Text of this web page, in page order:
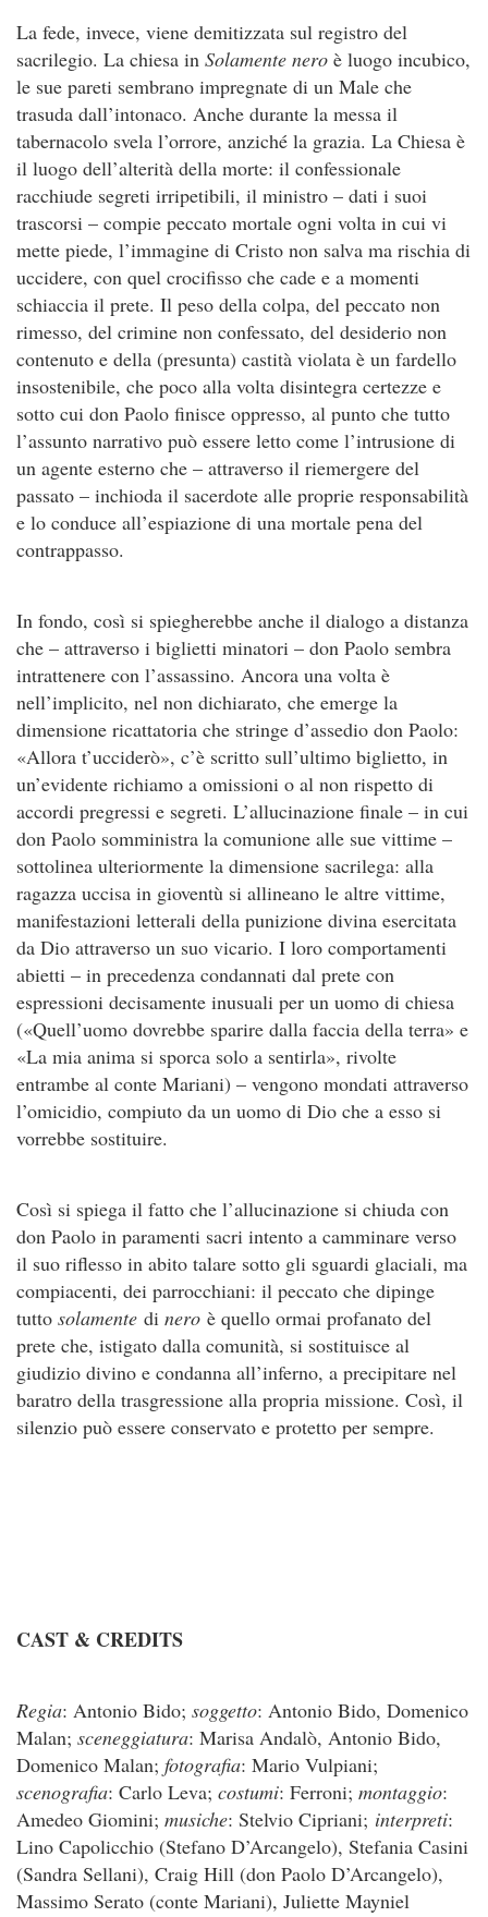
La fede, invece, viene demitizzata sul registro del
sacrilegio. La chiesa in Solamente nero è luogo incubico,
le sue pareti sembrano impregnate di un Male che
trasuda dall’intonaco. Anche durante la messa il
tabernacolo svela l’orrore, anziché la grazia. La Chiesa è
il luogo dell’alterità della morte: il confessionale
racchiude segreti irripetibili, il ministro – dati i suoi
trascorsi – compie peccato mortale ogni volta in cui vi
mette piede, l’immagine di Cristo non salva ma rischia di
uccidere, con quel crocifisso che cade e a momenti
schiaccia il prete. Il peso della colpa, del peccato non
rimesso, del crimine non confessato, del desiderio non
contenuto e della (presunta) castità violata è un fardello
insostenibile, che poco alla volta disintegra certezze e
sotto cui don Paolo finisce oppresso, al punto che tutto
l’assunto narrativo può essere letto come l’intrusione di
un agente esterno che – attraverso il riemergere del
passato – inchioda il sacerdote alle proprie responsabilità
e lo conduce all’espiazione di una mortale pena del
contrappasso.
In fondo, così si spiegherebbe anche il dialogo a distanza
che – attraverso i biglietti minatori – don Paolo sembra
intrattenere con l’assassino. Ancora una volta è
nell’implicito, nel non dichiarato, che emerge la
dimensione ricattatoria che stringe d’assedio don Paolo:
«Allora t’ucciderò», c’è scritto sull’ultimo biglietto, in
un’evidente richiamo a omissioni o al non rispetto di
accordi pregressi e segreti. L’allucinazione finale – in cui
don Paolo somministra la comunione alle sue vittime –
sottolinea ulteriormente la dimensione sacrilega: alla
ragazza uccisa in gioventù si allineano le altre vittime,
manifestazioni letterali della punizione divina esercitata
da Dio attraverso un suo vicario. I loro comportamenti
abietti – in precedenza condannati dal prete con
espressioni decisamente inusuali per un uomo di chiesa
(«Quell’uomo dovrebbe sparire dalla faccia della terra» e
«La mia anima si sporca solo a sentirla», rivolte
entrambe al conte Mariani) – vengono mondati attraverso
l’omicidio, compiuto da un uomo di Dio che a esso si
vorrebbe sostituire.
Così si spiega il fatto che l’allucinazione si chiuda con
don Paolo in paramenti sacri intento a camminare verso
il suo riflesso in abito talare sotto gli sguardi glaciali, ma
compiacenti, dei parrocchiani: il peccato che dipinge
tutto solamente di nero è quello ormai profanato del
prete che, istigato dalla comunità, si sostituisce al
giudizio divino e condanna all’inferno, a precipitare nel
baratro della trasgressione alla propria missione. Così, il
silenzio può essere conservato e protetto per sempre.
CAST & CREDITS
Regia: Antonio Bido; soggetto: Antonio Bido, Domenico
Malan; sceneggiatura: Marisa Andalò, Antonio Bido,
Domenico Malan; fotografia: Mario Vulpiani;
scenografia: Carlo Leva; costumi: Ferroni; montaggio:
Amedeo Giomini; musiche: Stelvio Cipriani; interpreti:
Lino Capolicchio (Stefano D’Arcangelo), Stefania Casini
(Sandra Sellani), Craig Hill (don Paolo D’Arcangelo),
Massimo Serato (conte Mariani), Juliette Mayniel